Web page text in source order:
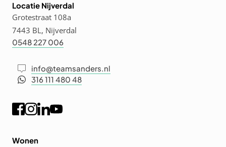
Locatie Nijverdal
Grotestraat 108a
7443 BL, Nijverdal
0548 227 006
info@teamsanders.nl
316 111 480 48
Wonen